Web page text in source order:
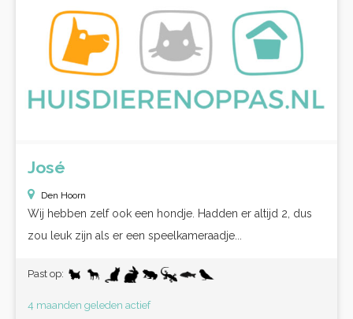
José
Den Hoorn
Wij hebben zelf ook een hondje. Hadden er altijd 2, dus
zou leuk zijn als er een speelkameraadje...
Past op:
4 maanden geleden actief